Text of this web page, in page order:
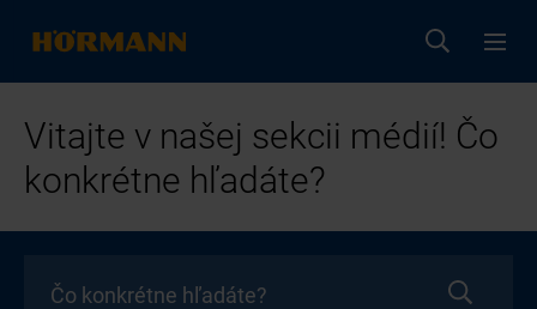
Vitajte v našej sekcii médií! Čo
konkrétne hľadáte?